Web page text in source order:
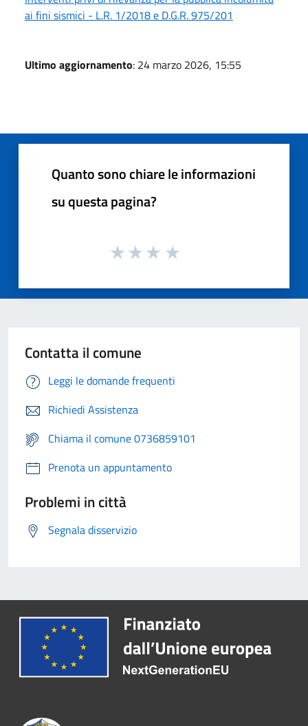
ai fini sismici - L.R. 1/2018 e D.G.R. 975/201
Ultimo aggiornamento: 24 marzo 2026, 15:55
Quanto sono chiare le informazioni
su questa pagina?
Contatta il comune
Leggi le domande frequenti
Richiedi Assistenza
Chiama il comune 0736859101
Prenota un appuntamento
Problemi in città
Segnala disservizio